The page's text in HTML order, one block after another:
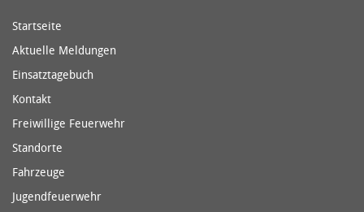
Startseite
Aktuelle Meldungen
Einsatztagebuch
Kontakt
Freiwillige Feuerwehr
Standorte
Fahrzeuge
Jugendfeuerwehr